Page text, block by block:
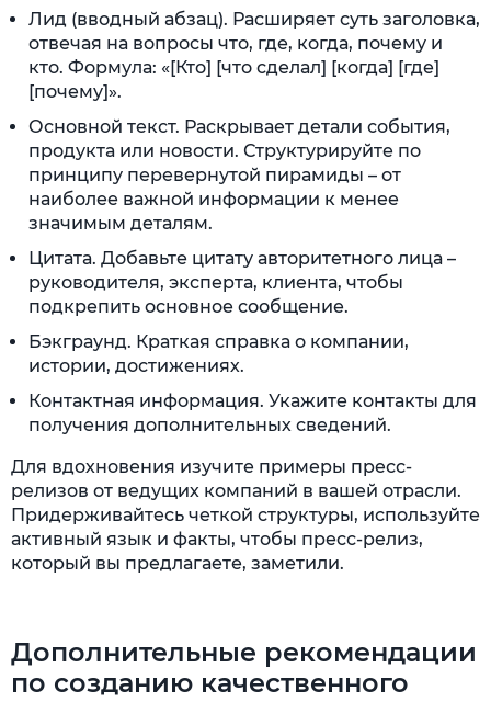
Лид (вводный абзац). Расширяет суть заголовка,
отвечая на вопросы что, где, когда, почему и
кто. Формула: «[Кто] [что сделал] [когда] [где]
[почему]».
Основной текст. Раскрывает детали события,
продукта или новости. Структурируйте по
принципу перевернутой пирамиды – от
наиболее важной информации к менее
значимым деталям.
Цитата. Добавьте цитату авторитетного лица –
руководителя, эксперта, клиента, чтобы
подкрепить основное сообщение.
Бэкграунд. Краткая справка о компании,
истории, достижениях.
Контактная информация. Укажите контакты для
получения дополнительных сведений.
Для вдохновения изучите примеры пресс-
релизов от ведущих компаний в вашей отрасли.
Придерживайтесь четкой структуры, используйте
активный язык и факты, чтобы пресс-релиз,
который вы предлагаете, заметили.
Дополнительные рекомендации
по созданию качественного